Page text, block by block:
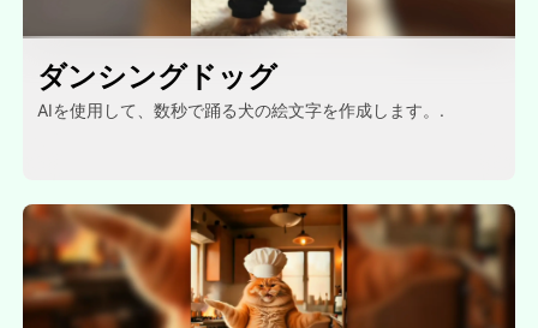
ダンシングドッグ
AIを使用して、数秒で踊る犬の絵文字を作成します。.